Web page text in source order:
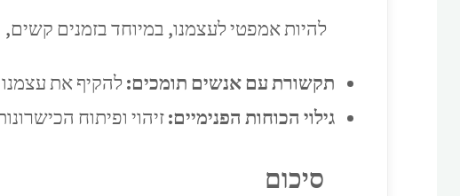
להיות אמפטי לעצמנו, במיוחד בזמנים קשים,
תקשורת עם אנשים תומכים:להקיף את
גילוי הכוחות הפנימיים:זיהוי ופיתוח
סיכום